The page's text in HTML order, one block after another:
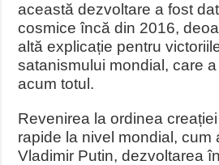
această dezvoltare a fost
cosmice încă din 2016,
altă explicație pentru
satanismului mondial, care
acum totul.
Revenirea la ordinea
rapide la nivel mondial, cum
Vladimir Putin, dezvoltarea